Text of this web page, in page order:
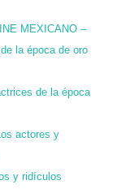
MEXICANO –
la época de oro
de la época
Los actores y
y ridículos